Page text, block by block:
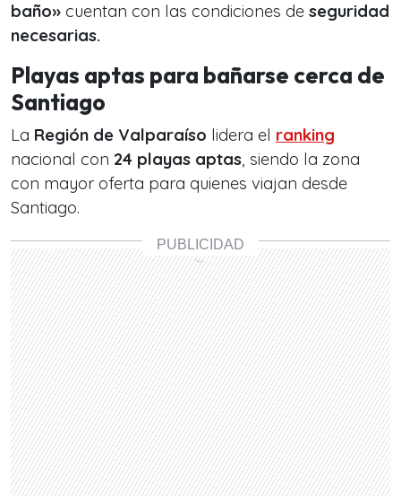
baño» cuentan con las condiciones de seguridad
necesarias.
Playas aptas para bañarse cerca de
Santiago
La Región de Valparaíso lidera el ranking
nacional con 24 playas aptas, siendo la zona
con mayor oferta para quienes viajan desde
Santiago.